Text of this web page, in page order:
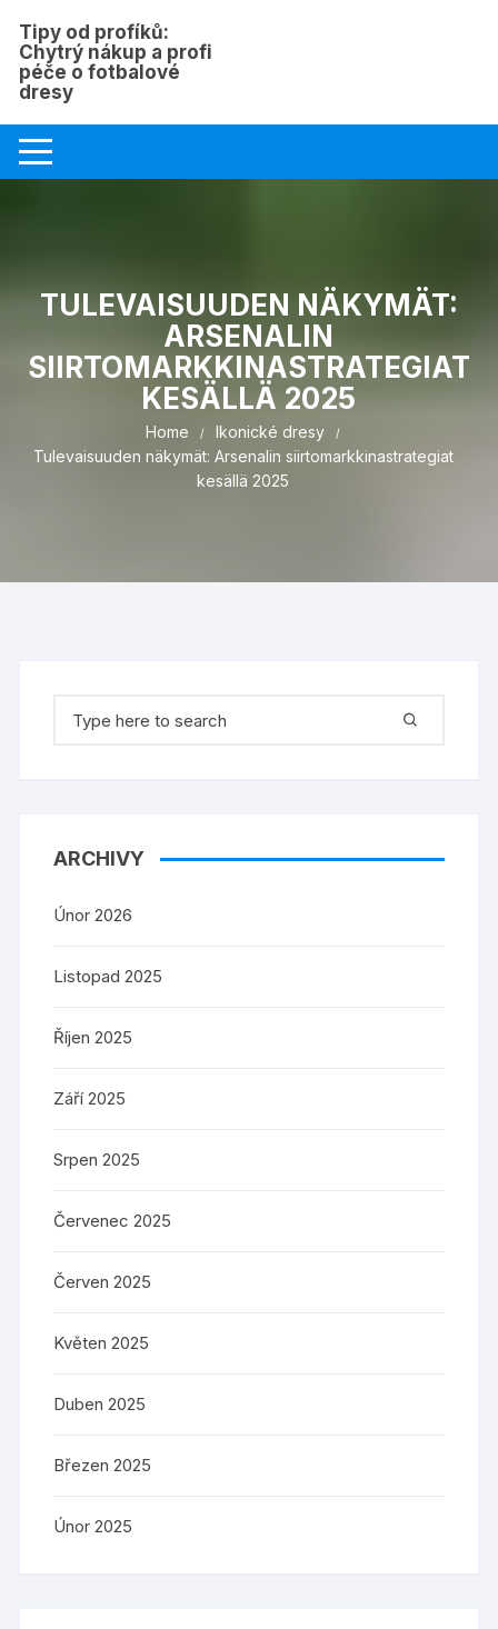
content
Tipy od profíků:
Chytrý nákup a profi
péče o fotbalové
dresy
TULEVAISUUDEN NÄKYMÄT:
ARSENALIN
SIIRTOMARKKINASTRATEGIAT
KESÄLLÄ 2025
Home
Ikonické dresy
Tulevaisuuden näkymät: Arsenalin siirtomarkkinastrategiat
kesällä 2025
for:
ARCHIVY
Únor 2026
Listopad 2025
Říjen 2025
Září 2025
Srpen 2025
Červenec 2025
Červen 2025
Květen 2025
Duben 2025
Březen 2025
Únor 2025